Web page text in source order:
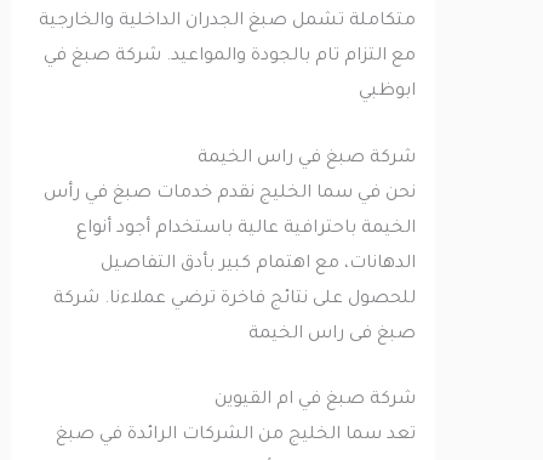
متكاملة تشمل صبغ الجدران الداخلية والخارجية
مع التزام تام بالجودة والمواعيد. شركة صبغ في
ابوظبي
شركة صبغ في راس الخيمة
نحن في سما الخليج نقدم خدمات صبغ في رأس
الخيمة باحترافية عالية باستخدام أجود أنواع
الدهانات، مع اهتمام كبير بأدق التفاصيل
للحصول على نتائج فاخرة ترضي عملاءنا. شركة
صبغ فى راس الخيمة
شركة صبغ في ام القيوين
تعد سما الخليج من الشركات الرائدة في صبغ